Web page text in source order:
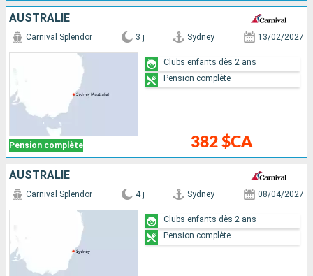
AUSTRALIE
Pension complète
Carnival Splendor 3 j Sydney 13/02/2027
382 $CA
Clubs enfants dès 2 ans
Pension complète
AUSTRALIE
Carnival Splendor 4 j Sydney 08/04/2027
Clubs enfants dès 2 ans
Pension complète